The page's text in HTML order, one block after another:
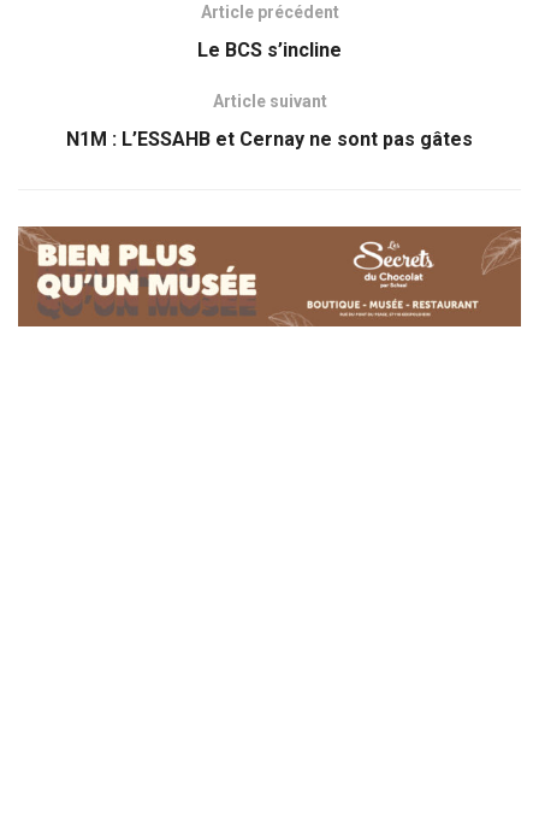
Article précédent
Le BCS s’incline
Article suivant
N1M : L’ESSAHB et Cernay ne sont pas gâtes